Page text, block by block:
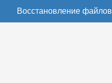
Восстановление файлов